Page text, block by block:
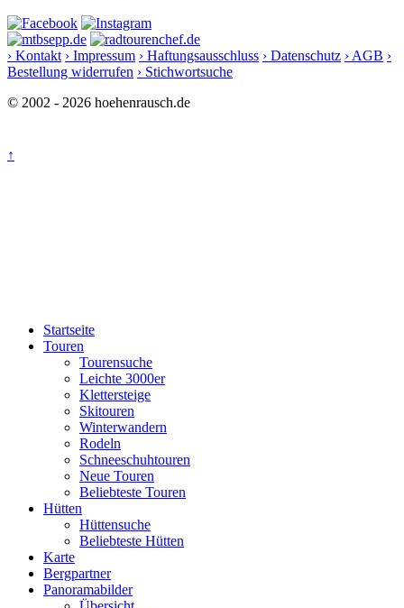
› Kontakt › Impressum › Haftungsausschluss › Datenschutz › AGB ›
Bestellung widerrufen › Stichwortsuche
© 2002 - 2026 hoehenrausch.de
↑
Startseite
Touren
Tourensuche
Leichte 3000er
Klettersteige
Skitouren
Winterwandern
Rodeln
Schneeschuhtouren
Neue Touren
Beliebteste Touren
Hütten
Hüttensuche
Beliebteste Hütten
Karte
Bergpartner
Panoramabilder